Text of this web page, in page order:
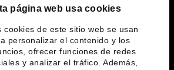
página web usa cookies
cookies de este sitio web se usan
personalizar el contenido y los
ofrecer funciones de redes
y analizar el tráfico. Además,
el Foro
idiomas